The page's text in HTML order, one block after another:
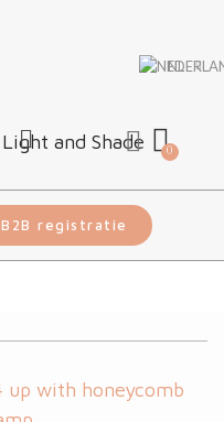
NL
B2B registratie